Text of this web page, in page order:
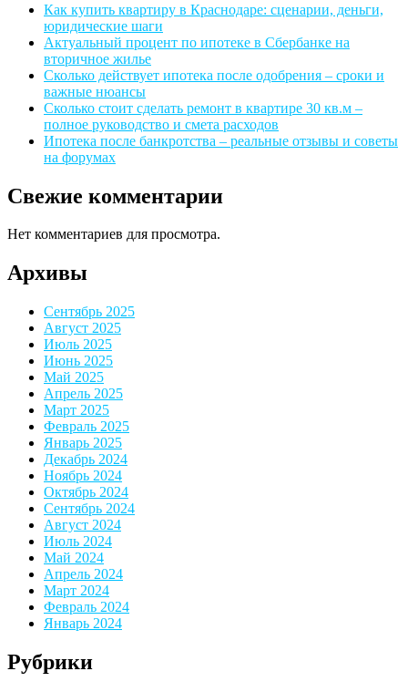
Как купить квартиру в Краснодаре: сценарии, деньги,
юридические шаги
Актуальный процент по ипотеке в Сбербанке на
вторичное жилье
Сколько действует ипотека после одобрения – сроки и
важные нюансы
Сколько стоит сделать ремонт в квартире 30 кв.м –
полное руководство и смета расходов
Ипотека после банкротства – реальные отзывы и советы
на форумах
Свежие комментарии
Нет комментариев для просмотра.
Архивы
Сентябрь 2025
Август 2025
Июль 2025
Июнь 2025
Май 2025
Апрель 2025
Март 2025
Февраль 2025
Январь 2025
Декабрь 2024
Ноябрь 2024
Октябрь 2024
Сентябрь 2024
Август 2024
Июль 2024
Май 2024
Апрель 2024
Март 2024
Февраль 2024
Январь 2024
Рубрики